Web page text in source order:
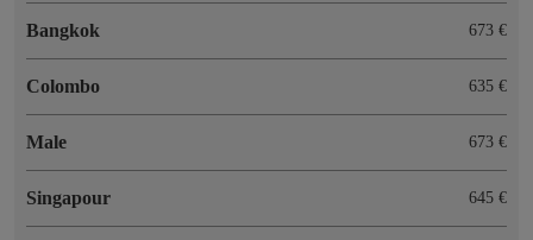
Bangkok 673 €
Colombo 635 €
Male 673 €
Singapour 645 €